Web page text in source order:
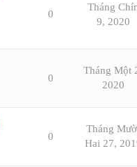
0
Tháng
9, 2020
0
Tháng Một
2020
0
Tháng
Hai 27,